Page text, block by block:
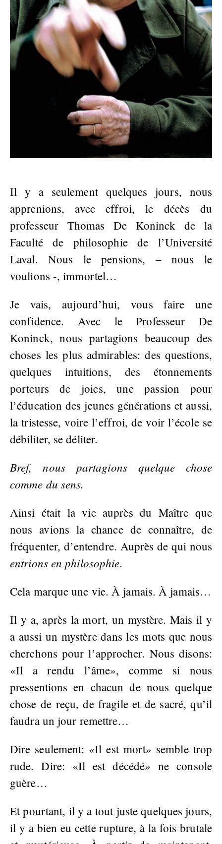
Il y a seulement quelques jours, nous
apprenions, avec effroi, le décès du
professeur Thomas De Koninck de la
Faculté de philosophie de l’Université
Laval. Nous le pensions, – nous le
voulions -, immortel…
Je vais, aujourd’hui, vous faire une
confidence. Avec le Professeur De
Koninck, nous partagions beaucoup des
choses les plus admirables: des questions,
quelques intuitions, des étonnements
porteurs de joies, une passion pour
l’éducation des jeunes générations et aussi,
la tristesse, voire l’effroi, de voir l’école se
débiliter, se déliter.
Bref, nous partagions quelque chose
comme du sens.
Ainsi était la vie auprès du Maître que
nous avions la chance de connaître, de
fréquenter, d’entendre. Auprès de qui nous
entrions en philosophie.
Cela marque une vie. À jamais. À jamais…
Il y a, après la mort, un mystère. Mais il y
a aussi un mystère dans les mots que nous
cherchons pour l’approcher. Nous disons:
«Il a rendu l’âme», comme si nous
pressentions en chacun de nous quelque
chose de reçu, de fragile et de sacré, qu’il
faudra un jour remettre…
Dire seulement: «Il est mort» semble trop
rude. Dire: «Il est décédé» ne console
guère…
Et pourtant, il y a tout juste quelques jours,
il y a bien eu cette rupture, à la fois brutale